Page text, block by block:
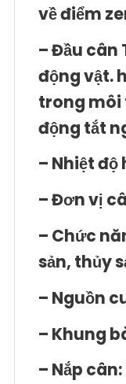
về điểm
– Đầu cân
động vật.
trong môi
động tắt
– Nhiệt độ
– Đơn vị
– Chức
sản, thủy
– Nguồn
– Khung
– Nắp